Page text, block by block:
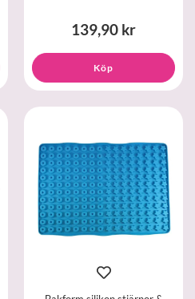
139,90 kr
Köp